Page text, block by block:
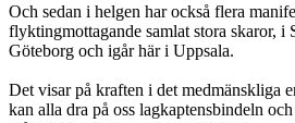
Och sedan i helgen har också flera
flyktingmottagande samlat stora skaror, i
Göteborg och igår här i Uppsala.
Det visar på kraften i det medmänskliga
kan alla dra på oss lagkaptensbindeln